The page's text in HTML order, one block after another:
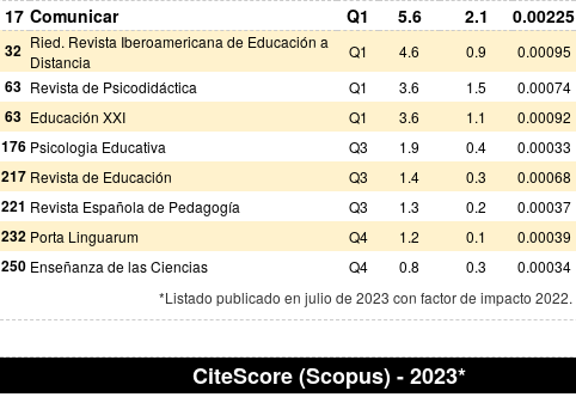
17 Comunicar Q1 5.6 2.1 0.00225
32 Ried. Revista Iberoamericana de Educación a
Distancia
Q1 4.6 0.9 0.00095
63 Revista de Psicodidáctica Q1 3.6 1.5 0.00074
63 Educación XXI Q1 3.6 1.1 0.00092
176 Psicologia Educativa Q3 1.9 0.4 0.00033
217 Revista de Educación Q3 1.4 0.3 0.00068
221 Revista Española de Pedagogía Q3 1.3 0.2 0.00037
232 Porta Linguarum Q4 1.2 0.1 0.00039
250 Enseñanza de las Ciencias Q4 0.8 0.3 0.00034
*Listado publicado en julio de 2023 con factor de impacto 2022.
CiteScore (Scopus) - 2023*